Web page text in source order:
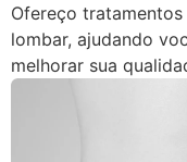
Ofereço
lombar, ajudando
melhorar sua